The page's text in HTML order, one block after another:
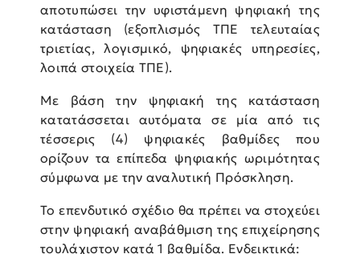
αποτυπώσει την υφιστάμενη ψηφιακή της
κατάσταση (εξοπλισμός ΤΠΕ τελευταίας
τριετίας, λογισμικό, ψηφιακές υπηρεσίες,
λοιπά στοιχεία ΤΠΕ).
Με βάση την ψηφιακή της κατάσταση
κατατάσσεται αυτόματα σε μία από τις
τέσσερις (4) ψηφιακές βαθμίδες που
ορίζουν τα επίπεδα ψηφιακής ωριμότητας
σύμφωνα με την αναλυτική Πρόσκληση.
Το επενδυτικό σχέδιο θα πρέπει να στοχεύει
στην ψηφιακή αναβάθμιση της επιχείρησης
τουλάχιστον κατά 1 βαθμίδα. Ενδεικτικά: